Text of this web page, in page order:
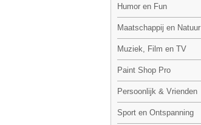
Humor en Fun
Maatschappij en Natuur
Muziek, Film en TV
Paint Shop Pro
Persoonlijk & Vrienden
Sport en Ontspanning